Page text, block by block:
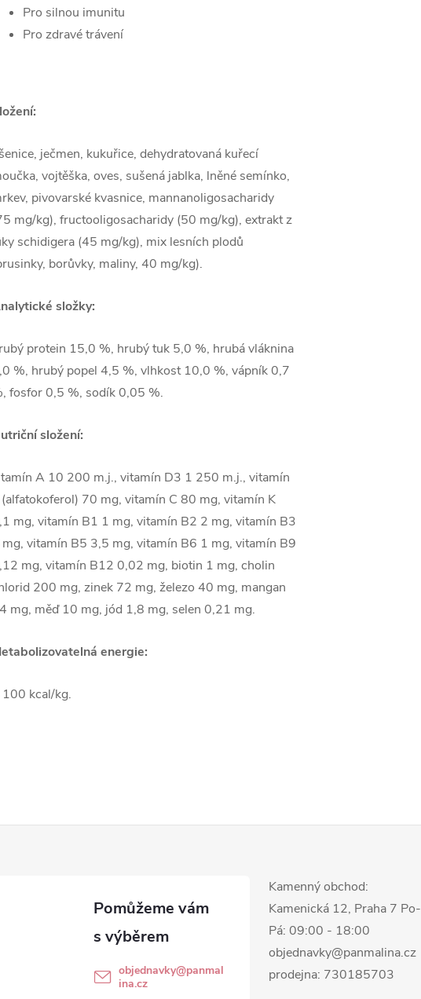
Pro silnou imunitu
Pro zdravé trávení
ječmen, kukuřice, dehydratovaná kuřecí
vojtěška, oves, sušená jablka, lněné semínko,
pivovarské kvasnice, mannanoligosacharidy
mg/kg), fructooligosacharidy (50 mg/kg), extrakt z
schidigera (45 mg/kg), mix lesních plodů
borůvky, maliny, 40 mg/kg).
složky:
protein 15,0 %, hrubý tuk 5,0 %, hrubá vláknina
%, hrubý popel 4,5 %, vlhkost 10,0 %, vápník 0,7
fosfor 0,5 %, sodík 0,05 %.
složení:
A 10 200 m.j., vitamín D3 1 250 m.j., vitamín
(alfatokoferol) 70 mg, vitamín C 80 mg, vitamín K
mg, vitamín B1 1 mg, vitamín B2 2 mg, vitamín B3
vitamín B5 3,5 mg, vitamín B6 1 mg, vitamín B9
mg, vitamín B12 0,02 mg, biotin 1 mg, cholin
200 mg, zinek 72 mg, železo 40 mg, mangan
mg, měď 10 mg, jód 1,8 mg, selen 0,21 mg.
energie:
kcal/kg.
objednavky@panmal
ina.cz
Kamenný obchod:
Kamenická 12, Praha 7 Po-
Pá: 09:00 - 18:00
objednavky@panmalina.cz
prodejna: 730185703